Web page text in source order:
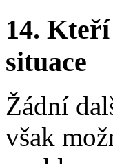
14. Kteří
situace
Žádní
však